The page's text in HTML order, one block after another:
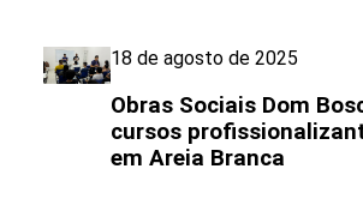
18 de agosto de 2025
Obras Sociais Dom
cursos
em Areia Branca